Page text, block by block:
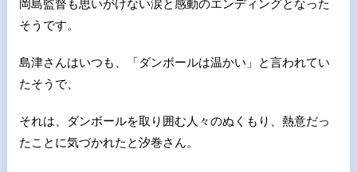
岡島監督も思いがけない涙と感動のエンディングとなった
そうです。
島津さんはいつも、「ダンボールは温かい」と言われてい
たそうで、
それは、ダンボールを取り囲む人々のぬくもり、熱意だっ
たことに気づかれたと汐巻さん。